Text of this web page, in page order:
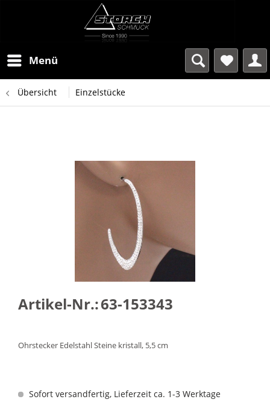
Menü
Übersicht Einzelstücke
Artikel-Nr.:63-153343
Ohrstecker Edelstahl Steine kristall, 5,5 cm
Sofort versandfertig, Lieferzeit ca. 1-3 Werktage